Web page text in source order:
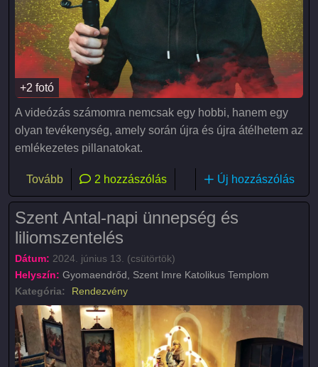
+2 fotó
A videózás számomra nemcsak egy hobbi, hanem egy
olyan tevékenység, amely során újra és újra átélhetem az
emlékezetes pillanatokat.
Tovább(Vlogolás)2 hozzászólás Új hozzászólás
Szent Antal-napi ünnepség és
liliomszentelés
Dátum: 2024. június 13. (csütörtök)
Helyszín: Gyomaendrőd, Szent Imre Katolikus Templom
Kategória:
Rendezvény